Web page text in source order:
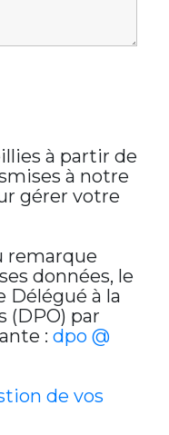
à partir de
à notre
gérer votre
remarque
données, le
Délégué à la
(DPO) par
: dpo @
de vos